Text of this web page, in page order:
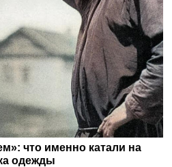
что именно катали на
одежды